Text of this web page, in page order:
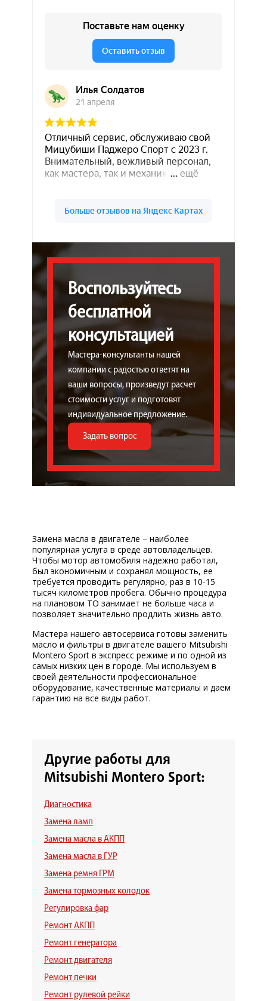
Воспользуйтесь
бесплатной
консультацией
Мастера-консультанты нашей
компании с радостью ответят на
ваши вопросы, произведут расчет
стоимости услуг и подготовят
индивидуальное предложение.
Задать вопрос
Замена масла в двигателе – наиболее
популярная услуга в среде автовладельцев.
Чтобы мотор автомобиля надежно работал,
был экономичным и сохранял мощность, ее
требуется проводить регулярно, раз в 10-15
тысяч километров пробега. Обычно процедура
на плановом ТО занимает не больше часа и
позволяет значительно продлить жизнь авто.
Мастера нашего автосервиса готовы заменить
масло и фильтры в двигателе вашего Mitsubishi
Montero Sport в экспресс режиме и по одной из
самых низких цен в городе. Мы используем в
своей деятельности профессиональное
оборудование, качественные материалы и даем
гарантию на все виды работ.
Другие работы для
Mitsubishi Montero Sport:
Диагностика
Замена ламп
Замена масла в АКПП
Замена масла в ГУР
Замена ремня ГРМ
Замена тормозных колодок
Регулировка фар
Ремонт АКПП
Ремонт генератора
Ремонт двигателя
Ремонт печки
Ремонт рулевой рейки